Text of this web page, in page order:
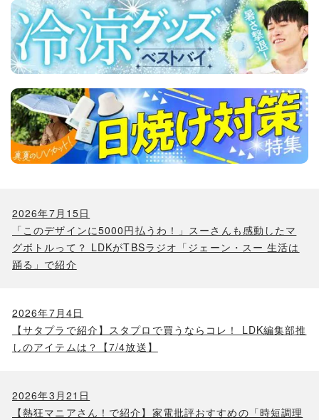
2026年7月15日
「このデザインに5000円払うわ！」スーさんも感動したマ
グボトルって？ LDKがTBSラジオ「ジェーン・スー 生活は
踊る」で紹介
2026年7月4日
【サタプラで紹介】スタプロで買うならコレ！ LDK編集部推
しのアイテムは？【7/4放送】
2026年3月21日
【熱狂マニアさん！で紹介】家電批評おすすめの「時短調理